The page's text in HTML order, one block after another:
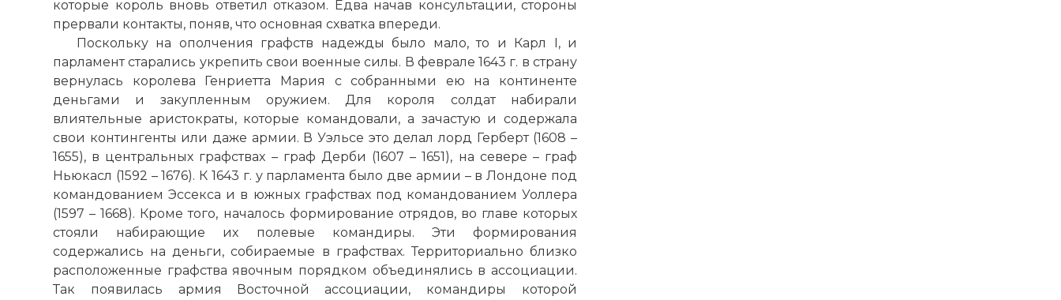
которые король вновь ответил отказом. Едва начав консультации, стороны
прервали контакты, поняв, что основная схватка впереди.
Поскольку на ополчения графств надежды было мало, то и Карл I, и
парламент старались укрепить свои военные силы. В феврале 1643 г. в страну
вернулась королева Генриетта Мария с собранными ею на континенте
деньгами и закупленным оружием. Для короля солдат набирали
влиятельные аристократы, которые командовали, а зачастую и содержала
свои контингенты или даже армии. В Уэльсе это делал лорд Герберт (1608 –
1655), в центральных графствах – граф Дерби (1607 – 1651), на севере – граф
Ньюкасл (1592 – 1676). К 1643 г. у парламента было две армии – в Лондоне под
командованием Эссекса и в южных графствах под командованием Уоллера
(1597 – 1668). Кроме того, началось формирование отрядов, во главе которых
стояли набирающие их полевые командиры. Эти формирования
содержались на деньги, собираемые в графствах. Территориально близко
расположенные графства явочным порядком объединялись в ассоциации.
Так появилась армия Восточной ассоциации, командиры которой